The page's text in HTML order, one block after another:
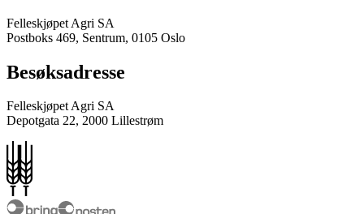
Felleskjøpet Agri SA
Postboks 469, Sentrum, 0105 Oslo
Besøksadresse
Felleskjøpet Agri SA
Depotgata 22, 2000 Lillestrøm